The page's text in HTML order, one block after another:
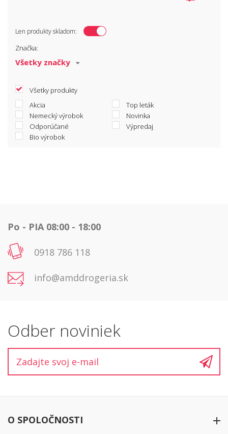
Len produkty skladom:
Značka:
Všetky produkty
Akcia
Top leták
Nemecký výrobok
Novinka
Odporúčané
Výpredaj
Bio výrobok
Po - PIA 08:00 - 18:00
0918 786 118
info@amddrogeria.sk
Odber noviniek
O SPOLOČNOSTI